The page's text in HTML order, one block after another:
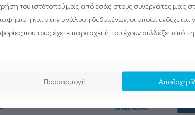
του ιστότοπού μας από εσάς στους συνεργάτες μας
και στην ανάλυση δεδομένων, οι οποίοι ενδέχεται
που τους έχετε παράσχει ή που έχουν συλλέξει από
Προσαρμογή Αποδοχή